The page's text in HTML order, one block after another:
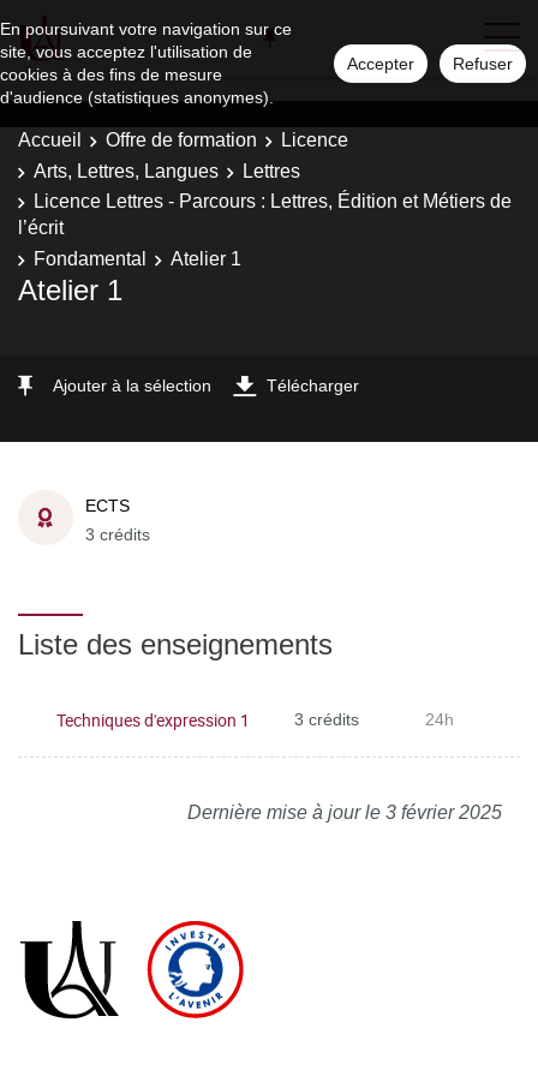
En poursuivant votre navigation sur ce
site, vous acceptez l'utilisation de
cookies à des fins de mesure
d'audience (statistiques anonymes).
Accepter Refuser
Accueil Offre de formation
Licence
Arts, Lettres, Langues
Lettres
Licence Lettres - Parcours : Lettres, Édition et Métiers de
l’écrit
Fondamental
Atelier 1
Atelier 1
Ajouter à la sélection Télécharger
ECTS
3 crédits
Liste des enseignements
Techniques d'expression 1 3 crédits 24h
Dernière mise à jour le 3 février 2025